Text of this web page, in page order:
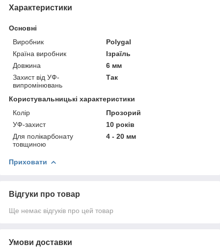
Характеристики
Основні
Виробник
Polygal
Країна виробник
Ізраїль
Довжина
6 мм
Захист від УФ-
випромінювань
Так
Користувальницькі характеристики
Колір
Прозорий
УФ-захист
10 років
Для полікарбонату
товщиною
4 - 20 мм
Приховати
Відгуки про товар
Ще немає відгуків про цей товар
Умови доставки